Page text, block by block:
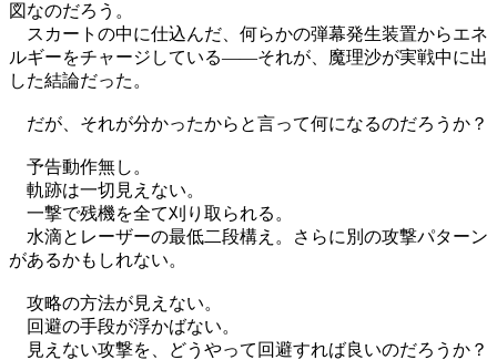
図なのだろう。
スカートの中に仕込んだ、何らかの弾幕発生装置からエネ
ルギーをチャージしている――それが、魔理沙が実戦中に出
した結論だった。
だが、それが分かったからと言って何になるのだろうか？
予告動作無し。
軌跡は一切見えない。
一撃で残機を全て刈り取られる。
水滴とレーザーの最低二段構え。さらに別の攻撃パターン
があるかもしれない。
攻略の方法が見えない。
回避の手段が浮かばない。
見えない攻撃を、どうやって回避すれば良いのだろうか？